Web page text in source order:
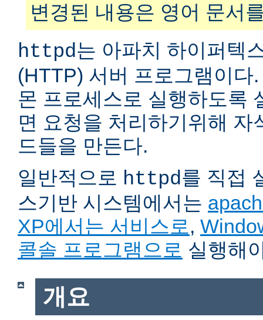
변경된 내용은 영어 문서
httpd는 아파치 하이퍼텍
(HTTP) 서버 프로그램이다
몬 프로세스로 실행하도록
면 요청을 처리하기위해 자
드들을 만든다.
일반적으로 httpd를 직접
스기반 시스템에서는
XP에서는 서비스로 ,
콜솔 프로그램으로 실행해
개요